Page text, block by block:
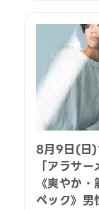
8月9日(日
「アラサ
《爽やか
ペック》男